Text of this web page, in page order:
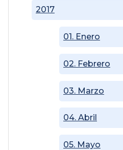
2017
01. Enero
02. Febrero
03. Marzo
04. Abril
05. Mayo